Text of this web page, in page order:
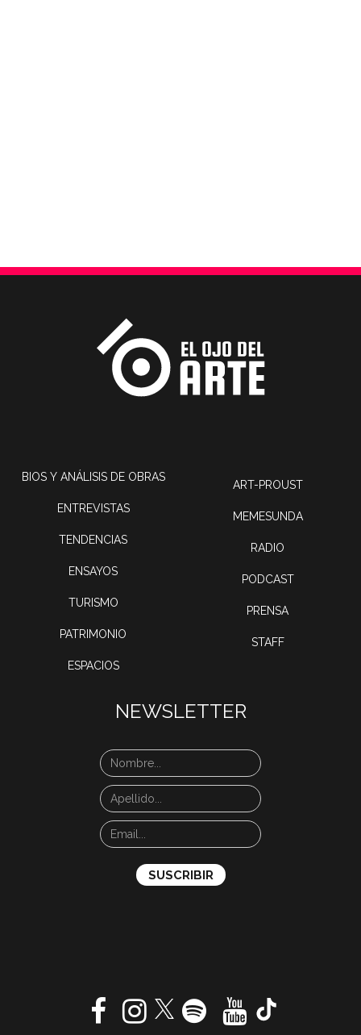
BIOS Y ANÁLISIS DE OBRAS
ENTREVISTAS
TENDENCIAS
ENSAYOS
TURISMO
PATRIMONIO
ESPACIOS
ART-PROUST
MEMESUNDA
RADIO
PODCAST
PRENSA
STAFF
NEWSLETTER